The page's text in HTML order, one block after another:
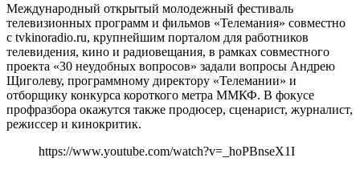
Международный открытый молодежный фестиваль
телевизионных программ и фильмов «Телемания» совместно
с tvkinoradio.ru, крупнейшим порталом для работников
телевидения, кино и радиовещания, в рамках совместного
проекта «30 неудобных вопросов» задали вопросы Андрею
Щиголеву, программному директору «Телемании» и
отборщику конкурса короткого метра ММКФ. В фокусе
профразбора окажутся также продюсер, сценарист, журналист,
режиссер и кинокритик.
https://www.youtube.com/watch?v=_hoPBnseX1I